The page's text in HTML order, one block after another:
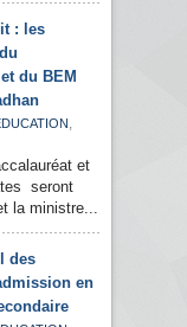
: les
du BEM
,
et
seront
la ministre...
des
en